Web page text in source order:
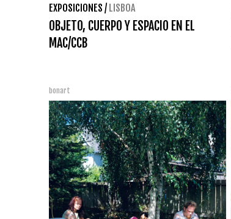
EXPOSICIONES / LISBOA
OBJETO, CUERPO Y ESPACIO EN EL
MAC/CCB
bonart